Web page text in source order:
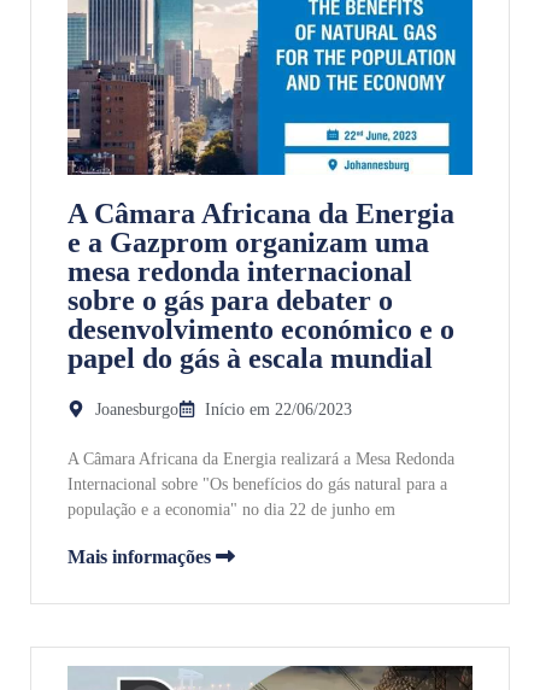
A Câmara Africana da Energia
e a Gazprom organizam uma
mesa redonda internacional
sobre o gás para debater o
desenvolvimento económico e o
papel do gás à escala mundial
Joanesburgo Início em 22/06/2023
A Câmara Africana da Energia realizará a Mesa Redonda
Internacional sobre "Os benefícios do gás natural para a
população e a economia" no dia 22 de junho em
Mais informações